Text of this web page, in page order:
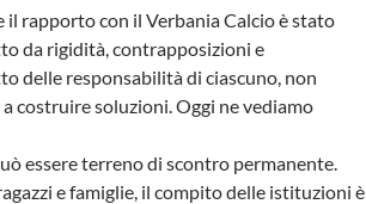
rapporto con il Verbania Calcio è stato
da rigidità, contrapposizioni e
delle responsabilità di ciascuno, non
costruire soluzioni. Oggi ne vediamo
essere terreno di scontro permanente.
e famiglie, il compito delle istituzioni è